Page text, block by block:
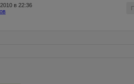
в 22:36